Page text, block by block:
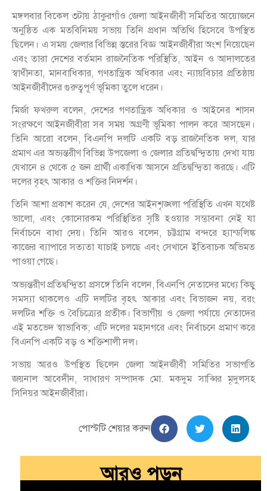
মঙ্গলবার বিকেল ৩টায় ঠাকুরগাঁও জেলা আইনজীবী সমিতির আয়োজনে
অনুষ্ঠিত এক মতবিনিময় সভায় তিনি প্রধান অতিথি হিসেবে উপস্থিত
ছিলেন। এ সময় জেলার বিভিন্ন স্তরের বিজ্ঞ আইনজীবীরা অংশ নিয়েছেন
এবং তারা দেশের বর্তমান রাজনৈতিক পরিস্থিতি, আইন ও আদালতের
স্বাধীনতা, মানবাধিকার, গণতান্ত্রিক অধিকার এবং ন্যায়বিচার প্রতিষ্ঠায়
আইনজীবীদের গুরুত্বপূর্ণ ভূমিকা তুলে ধরেন।
মির্জা ফখরুল বলেন, দেশের গণতান্ত্রিক অধিকার ও আইনের শাসন
সংরক্ষণে আইনজীবীরা সব সময় অগ্রণী ভূমিকা পালন করে আসছেন।
তিনি আরো বলেন, বিএনপি দলটি একটি বড় রাজনৈতিক দল, যার
প্রমাণ এর অভ্যন্তরীণ বিভিন্ন উপজেলা ও জেলার প্রতিদ্বন্দ্বিতায় দেখা যায়
যেখানে ৪ থেকে ৫ জন প্রার্থী একাধিক আসনে প্রতিদ্বন্দ্বিতা করছে। এটি
দলের বৃহৎ আকার ও শক্তির নিদর্শন।
তিনি আশা প্রকাশ করেন যে, দেশের আইনশৃঙ্খলা পরিস্থিতি এখন যথেষ্ট
ভালো, এবং কোনোরকম পরিস্থিতির সৃষ্টি হওয়ার সম্ভাবনা নেই যা
নির্বাচনে বাধা দেয়। তিনি আরও বলেন, চট্টগ্রাম বন্দরে হ্যান্ডলিঙ্ক
কাজের ব্যাপারে সত্যতা যাচাই চলছে এবং সেখানে ইতিবাচক অভিমত
পাওয়া গেছে।
অভ্যন্তরীণ প্রতিদ্বন্দ্বিতা প্রসঙ্গে তিনি বলেন, বিএনপি নেতাদের মধ্যে কিছু
সমস্যা থাকলেও এটি দলটির বৃহৎ আকার এবং বিভাজন নয়, বরং
দলটির শক্তি ও বৈচিত্র্যের প্রতীক। বিভাগীয় ও জেলা পর্যায়ে নেতাদের
এই মতভেদ স্বাভাবিক; এটি দলের মহানগরে এবং নির্বাচনে প্রমাণ করে
বিএনপি একটি বড় ও শক্তিশালী দল।
সভায় আরও উপস্থিত ছিলেন জেলা আইনজীবী সমিতির সভাপতি
জয়নাল আবেদীন, সাধারণ সম্পাদক মো. মকদুম সাব্বির মৃদুলসহ
সিনিয়র আইনজীবীরা।
পোস্টটি শেয়ার করুন
আরও পড়ুন